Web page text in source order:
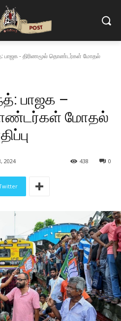
பாஜக - திரிணமூல் தொண்டர்கள் மோதல்
பாஜக –
மோதல்
2024 0
438